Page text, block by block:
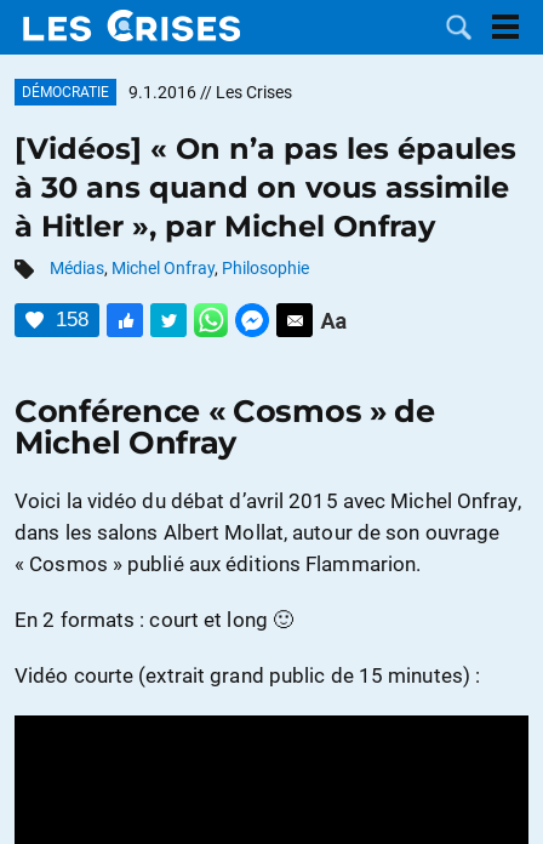
DOSSIERS
CATÉGORIES
MOTS CLÉS
CONTACTER
FAIRE UN
DON
DÉMOCRATIE 9.1.2016 // Les Crises
[Vidéos] « On n’a pas les épaules
à 30 ans quand on vous assimile
à Hitler », par Michel Onfray
Médias, Michel Onfray, Philosophie
158
Conférence « Cosmos » de
Michel Onfray
Voici la vidéo du débat d’avril 2015 avec Michel Onfray,
dans les salons Albert Mollat, autour de son ouvrage
« Cosmos » publié aux éditions Flammarion.
En 2 formats : court et long 🙂
Vidéo courte (extrait grand public de 15 minutes) :